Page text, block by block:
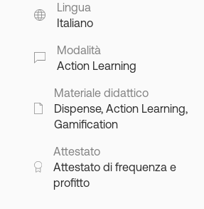
Lingua
Italiano
Modalità
Action Learning
Materiale didattico
Dispense, Action Learning,
Gamification
Attestato
Attestato di frequenza e
profitto